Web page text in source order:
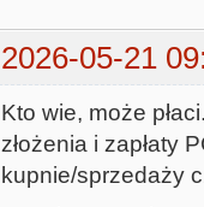
2026-05-21
Kto wie, może
złożenia i zapłaty
kupnie/sprzedaży